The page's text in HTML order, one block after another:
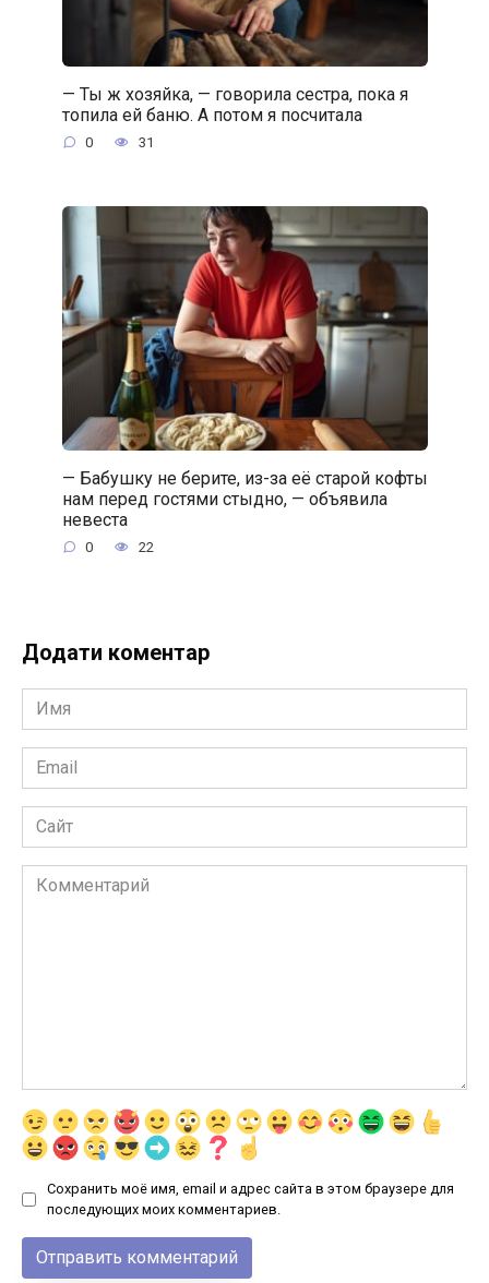
— Ты ж хозяйка, — говорила сестра, пока я
топила ей баню. А потом я посчитала
0 31
— Бабушку не берите, из-за её старой кофты
нам перед гостями стыдно, — объявила
невеста
0 22
Додати коментар
Имя
*
Email
*
Сайт
Комментарий
Сохранить моё имя, email и адрес сайта в этом браузере для
последующих моих комментариев.